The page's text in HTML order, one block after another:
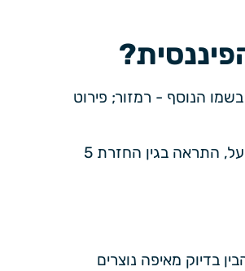
הנוסף - רמזור; פירוט
מידע האם החשבון מעוקל, כונס נכסים, האם קיימים תיקים בהוצאה לפועל, התראה בגין החזרת 5
בדיוק מאיפה נוצרים